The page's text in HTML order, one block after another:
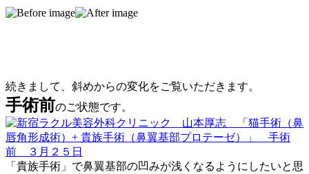
続きまして、斜めからの変化をご覧いただきます。
手術前のご状態です。
「貴族手術」で鼻翼基部の凹みが浅くなるようにしたいと思